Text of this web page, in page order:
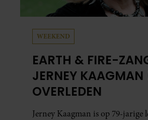
WEEKEND
EARTH & FIRE-
JERNEY
OVERLEDEN
Jerney Kaagman is op 79-jarige